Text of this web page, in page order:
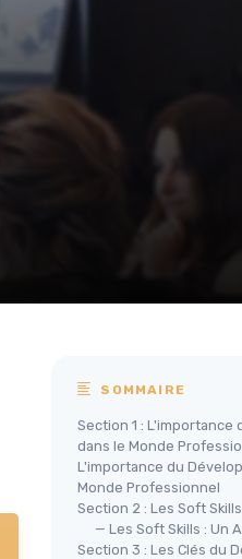
SOMMAIRE
Section 1 :
dans le Monde
L'importance du
Monde Professionnel
Section 2 : Les Soft
— Les Soft Skills : Un
Section 3 : Les Clés du